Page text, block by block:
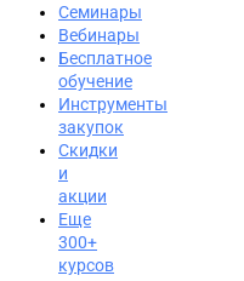
Вход на портал
8 (812) 602-72-
Семинары
Вебинары
Бесплатное
обучение
Инструменты
закупок
Скидки
и
акции
Еще
300+
курсов